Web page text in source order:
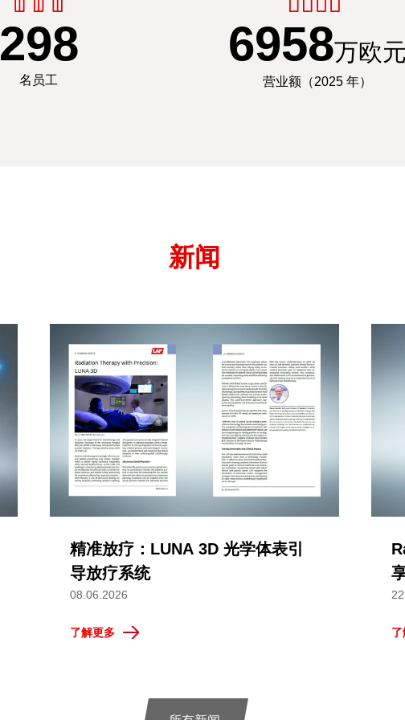
300
名员工
7000万欧元
营业额（2025 年）
新闻
精准放疗：LUNA 3D 光学体表引
导放疗系统
08.06.2026
了解更多